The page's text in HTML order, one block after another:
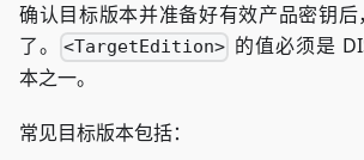
确认目标版本并准备好有效产品密钥
了。
<TargetEdition> 的值必须是
本之一。
常见目标版本包括：